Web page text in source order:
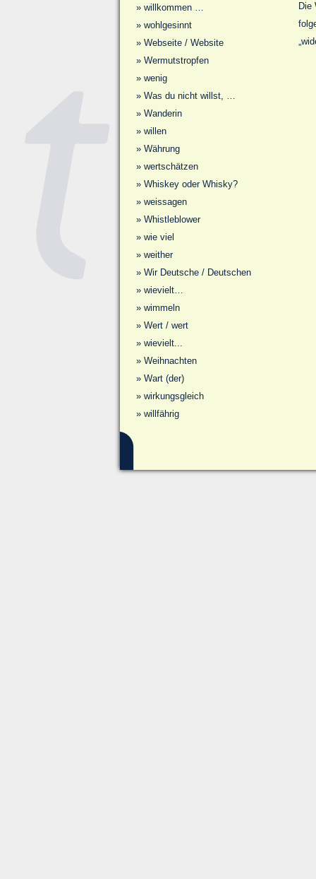
» willkommen …
» wohlgesinnt
» Webseite / Website
» Wermutstropfen
» wenig
» Was du nicht willst, …
» Wanderin
» willen
» Währung
» wertschätzen
» Whiskey oder Whisky?
» weissagen
» Whistleblower
» wie viel
» weither
» Wir Deutsche / Deutschen
» wievielt…
» wimmeln
» Wert / wert
» wievielt...
» Weihnachten
» Wart (der)
» wirkungsgleich
» willfährig
Die